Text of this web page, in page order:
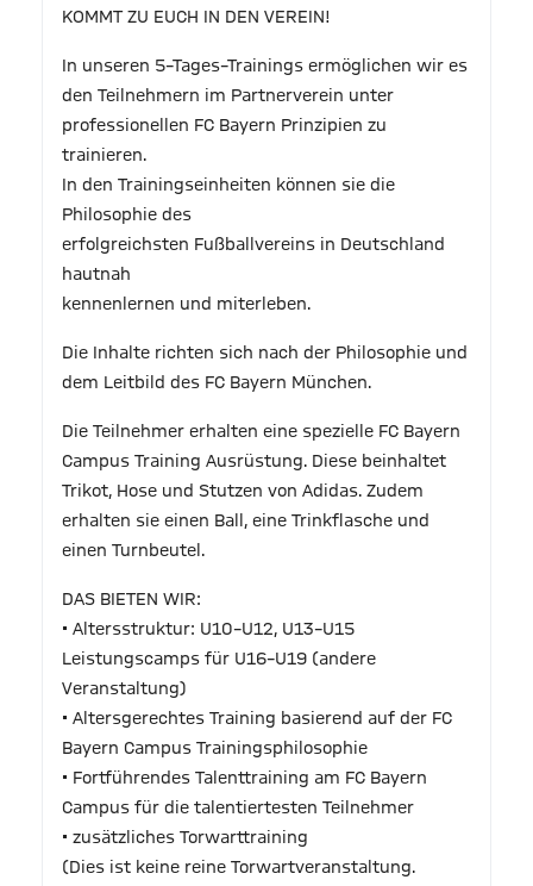
KOMMT ZU EUCH IN DEN VEREIN!
In unseren 5–Tages–Trainings ermöglichen wir es
den Teilnehmern im Partnerverein unter
professionellen FC Bayern Prinzipien zu
trainieren.
In den Trainingseinheiten können sie die
Philosophie des
erfolgreichsten Fußballvereins in Deutschland
hautnah
kennenlernen und miterleben.
Die Inhalte richten sich nach der Philosophie und
dem Leitbild des FC Bayern München.
Die Teilnehmer erhalten eine spezielle FC Bayern
Campus Training Ausrüstung. Diese beinhaltet
Trikot, Hose und Stutzen von Adidas. Zudem
erhalten sie einen Ball, eine Trinkflasche und
einen Turnbeutel.
DAS BIETEN WIR:
• Altersstruktur: U10–U12, U13–U15
Leistungscamps für U16–U19 (andere
Veranstaltung)
• Altersgerechtes Training basierend auf der FC
Bayern Campus Trainingsphilosophie
• Fortführendes Talenttraining am FC Bayern
Campus für die talentiertesten Teilnehmer
• zusätzliches Torwarttraining
(Dies ist keine reine Torwartveranstaltung.